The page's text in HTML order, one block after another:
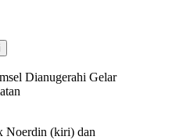
Dianugerahi Gelar
Noerdin (kiri) dan